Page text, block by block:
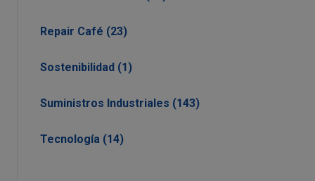
Repair Café (23)
Sostenibilidad (1)
Suministros Industriales (143)
Tecnología (14)